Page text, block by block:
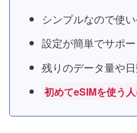
シンプルなので使
設定が簡単でサポ
残りのデータ量や
初めてeSIMを使う